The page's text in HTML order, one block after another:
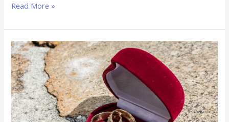
Read More »
Zainab
binti
Jahsy,
Allah
yang
Menikahkan
Jibril